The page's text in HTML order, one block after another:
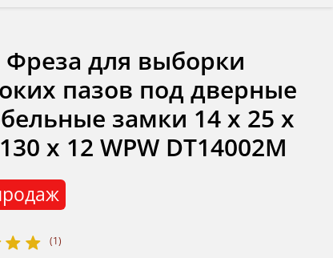
(1)
для выборки
пазов под дверные
замки 14 x 25 x
x 12 WPW DT14002M